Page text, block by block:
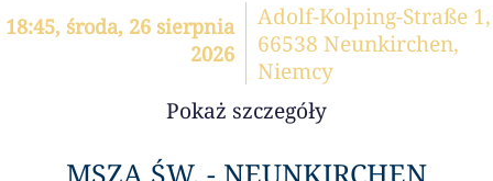
18:45, środa, 26 sierpnia
2026
Adolf-Kolping-Straße 1,
66538 Neunkirchen,
Niemcy
Pokaż szczegóły
MSZA ŚW. - NEUNKIRCHEN